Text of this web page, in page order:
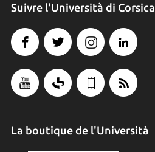
Suivre l'Università di Corsica
La boutique de l'Università